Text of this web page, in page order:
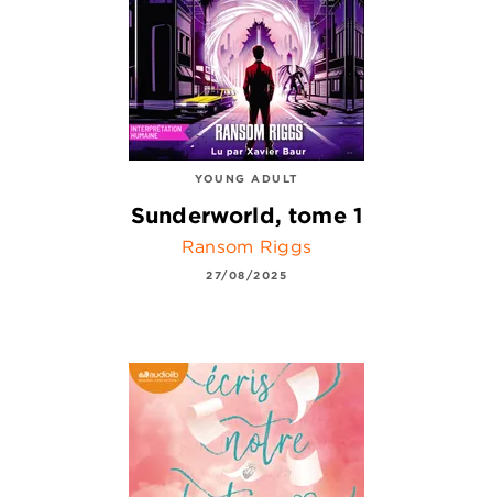
YOUNG ADULT
Sunderworld, tome 1
Ransom Riggs
27/08/2025